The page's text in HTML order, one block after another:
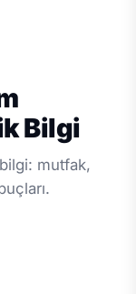
Bilgi
bilgi: mutfak,